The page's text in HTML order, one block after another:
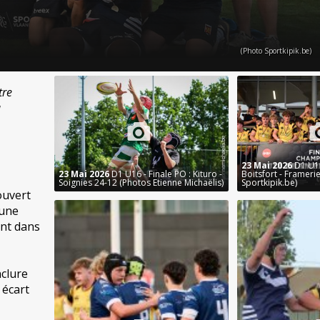
(Photo Sportkipik.be)
dans
23 Mai 2026D1 U16 - Finale PO : Kituro -
Soignies 24-12 (Photos Etienne Michaëlis)
23 Mai 2026D1
Boitsfort -
Sportkipik.be)